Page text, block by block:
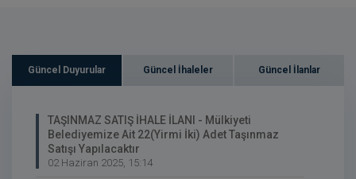
Güncel Duyurular Güncel İhaleler Güncel İlanlar
TAŞINMAZ SATIŞ İHALE İLANI - Mülkiyeti
Belediyemize Ait 22(Yirmi İki) Adet Taşınmaz
Satışı Yapılacaktır
02 Haziran 2025, 15:14